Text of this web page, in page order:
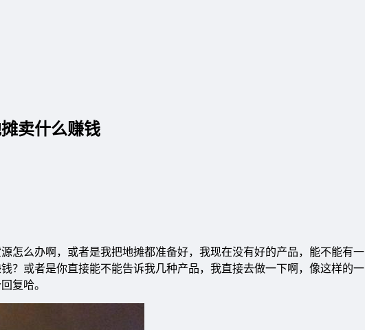
卖什么赚钱
怎么办啊，或者是我把地摊都准备好，我现在没有好的产品，能不能有一
？或者是你直接能不能告诉我几种产品，我直接去做一下啊，像这样的一
复哈。